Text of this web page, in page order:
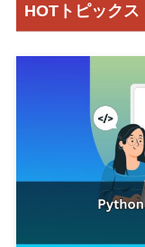
HOTトピックス